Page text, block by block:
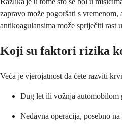
zapravo može pogoršati s
antikoagulansima može spriječiti rast
Koji su faktori rizika
Veća je vjerojatnost da ćete razviti
Dug let ili vožnja automobilom
Nedavna operacija, posebno